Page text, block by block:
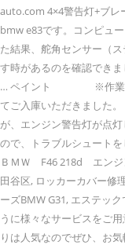
auto.com 4×4警告灯+ブレ
bmw e83です。コンピュ
た結果、舵角センサー（
す時があるのを確認でき
… ペイント ※作業受付
てご入庫いただきました
が、エンジン警告灯が点
ので、トラブルシュートを
ＢＭＷ F46 218d エンジ
田谷区, ロッカーカバー修
ーズBMW G31, エステッ
うに様々なサービスをご
りは人気なのでぜひ、お